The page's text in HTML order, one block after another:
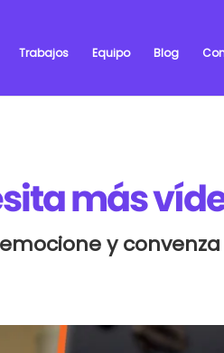
Trabajos Equipo Blog
más
emocione y